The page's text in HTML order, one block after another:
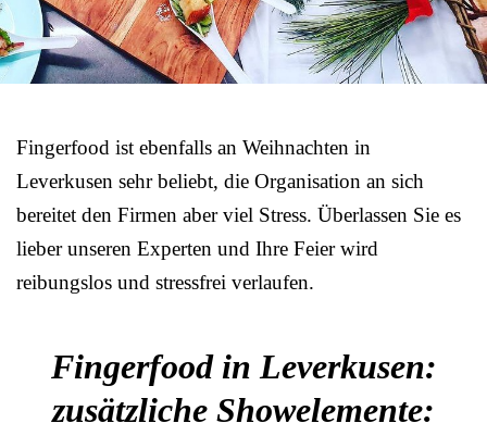
Fingerfood ist ebenfalls an Weihnachten in
Leverkusen sehr beliebt, die Organisation an sich
bereitet den Firmen aber viel Stress. Überlassen Sie es
lieber unseren Experten und Ihre Feier wird
reibungslos und stressfrei verlaufen.
Fingerfood in Leverkusen:
zusätzliche Showelemente: